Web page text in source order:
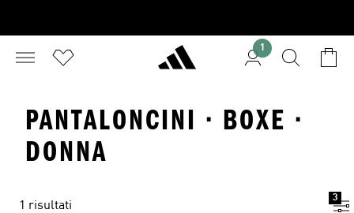
1
PANTALONCINI · BOXE ·
DONNA
1 risultati
3